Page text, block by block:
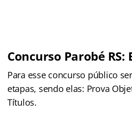
Concurso Parobé RS:
Para esse concurso público
etapas, sendo elas: Prova
Títulos.